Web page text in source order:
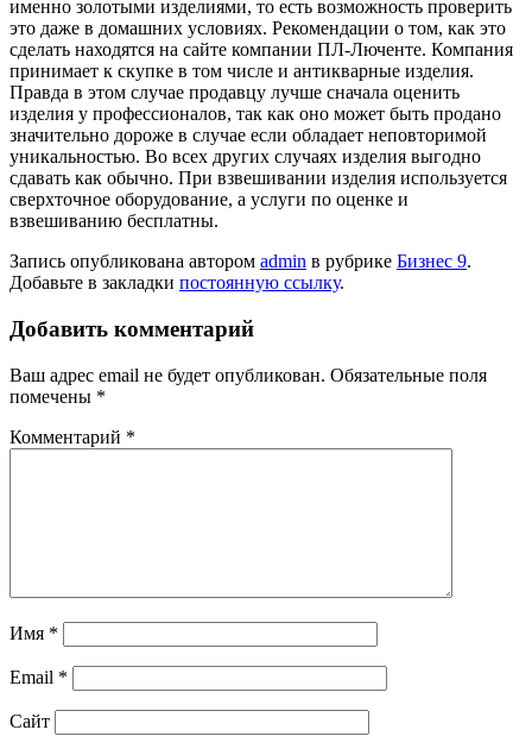
именно золотыми изделиями, то есть возможность проверить
это даже в домашних условиях. Рекомендации о том, как это
сделать находятся на сайте компании ПЛ-Люченте. Компания
принимает к скупке в том числе и антикварные изделия.
Правда в этом случае продавцу лучше сначала оценить
изделия у профессионалов, так как оно может быть продано
значительно дороже в случае если обладает неповторимой
уникальностью. Во всех других случаях изделия выгодно
сдавать как обычно. При взвешивании изделия используется
сверхточное оборудование, а услуги по оценке и
взвешиванию бесплатны.
Запись опубликована автором admin в рубрике Бизнес 9.
Добавьте в закладки постоянную ссылку.
Добавить комментарий
Ваш адрес email не будет опубликован. Обязательные поля
помечены *
Комментарий *
Имя *
Email *
Сайт